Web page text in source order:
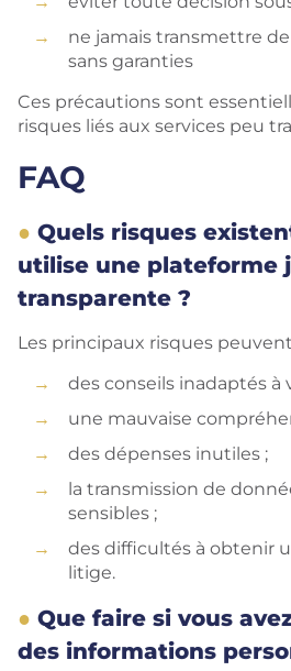
ne jamais transmettre
sans garanties
Ces précautions sont
risques liés aux services peu
FAQ
Quels risques
utilise une plateforme
transparente ?
Les principaux risques
des conseils inadaptés à
une mauvaise
des dépenses inutiles ;
la transmission de
sensibles ;
des difficultés à obtenir
litige.
Que faire si vous
des informations